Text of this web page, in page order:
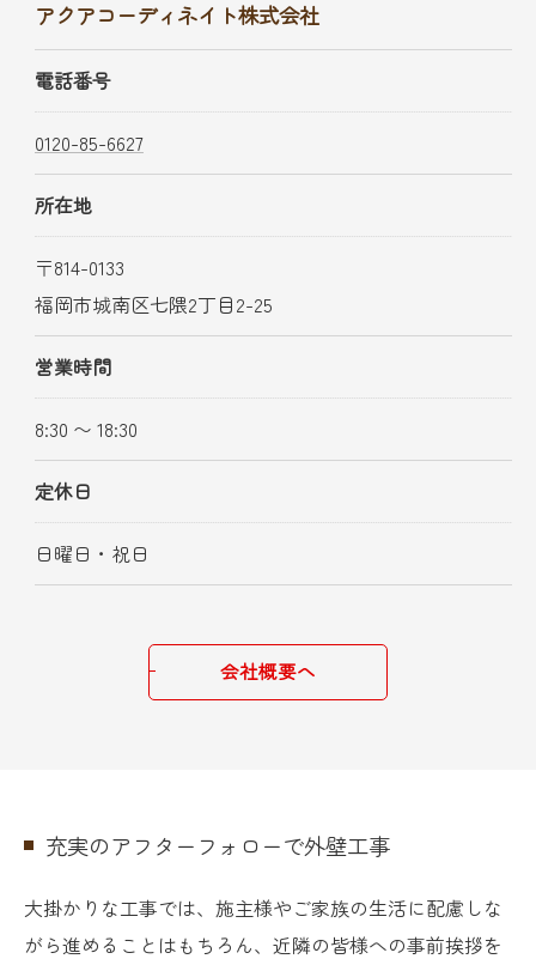
アクアコーディネイト株式会社
電話番号
0120-85-6627
所在地
〒814-0133
福岡市城南区七隈2丁目2-25
営業時間
8:30 〜 18:30
定休日
日曜日・祝日
会社概要へ
充実のアフターフォローで外壁工事
大掛かりな工事では、施主様やご家族の生活に配慮しな
がら進めることはもちろん、近隣の皆様への事前挨拶を